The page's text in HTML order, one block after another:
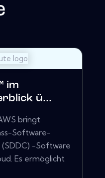
im
ü...
bringt
Software-
-Software
Es ermöglicht